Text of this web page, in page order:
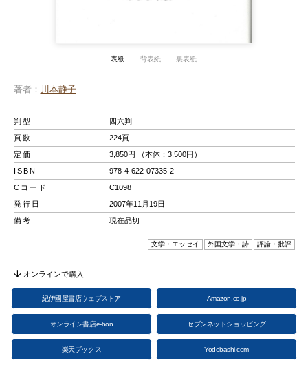
表紙 背表紙 裏表紙
著者 川本静子
判型
四六判
頁数
224頁
定価
3,850円 （本体：3,500円）
ISBN
978-4-622-07335-2
Cコード
C1098
発行日
2007年11月19日
備考
現在品切
文学・エッセイ 外国文学・詩 評論・批評
オンラインで購入
紀伊國屋書店ウェブストア Amazon.co.jp
オンライン書店e-hon セブンネットショッピング
楽天ブックス Yodobashi.com